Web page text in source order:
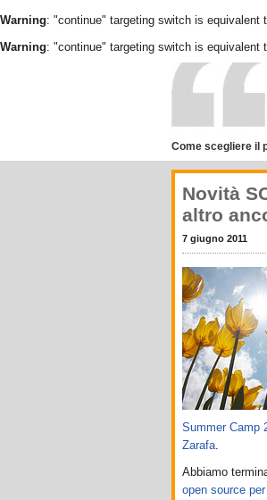
Warning: "continue" targeting switch is
Warning: "continue" targeting switch is
Come scegliere il
Novità
altro
7 giugno 2011
Summer Camp
Zarafa.
Abbiamo
open source